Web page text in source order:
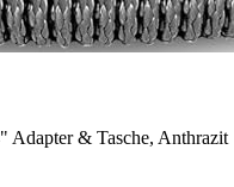
Adapter & Tasche, Anthrazit